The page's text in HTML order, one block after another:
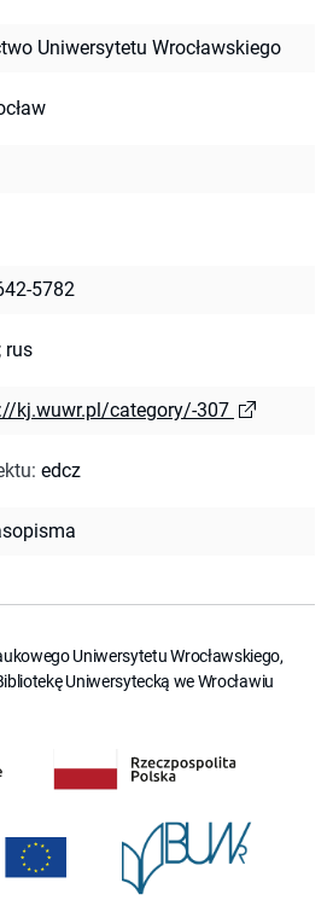
Uniwersytetu Wrocławskiego
5782
; rus
kj.wuwr.pl/category/-307
: edcz
Uniwersytetu Wrocławskiego,
Uniwersytecką we Wrocławiu